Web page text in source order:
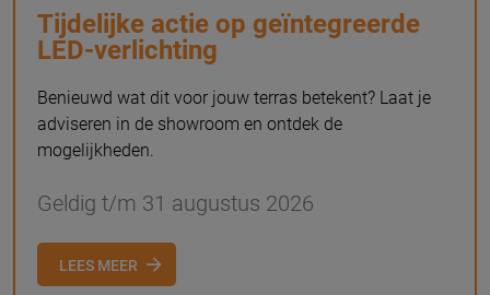
Tijdelijke actie op geïntegreerde
LED-verlichting
Benieuwd wat dit voor jouw terras betekent? Laat je
adviseren in de showroom en ontdek de
mogelijkheden.
Geldig t/m 31 augustus 2026
LEES MEER